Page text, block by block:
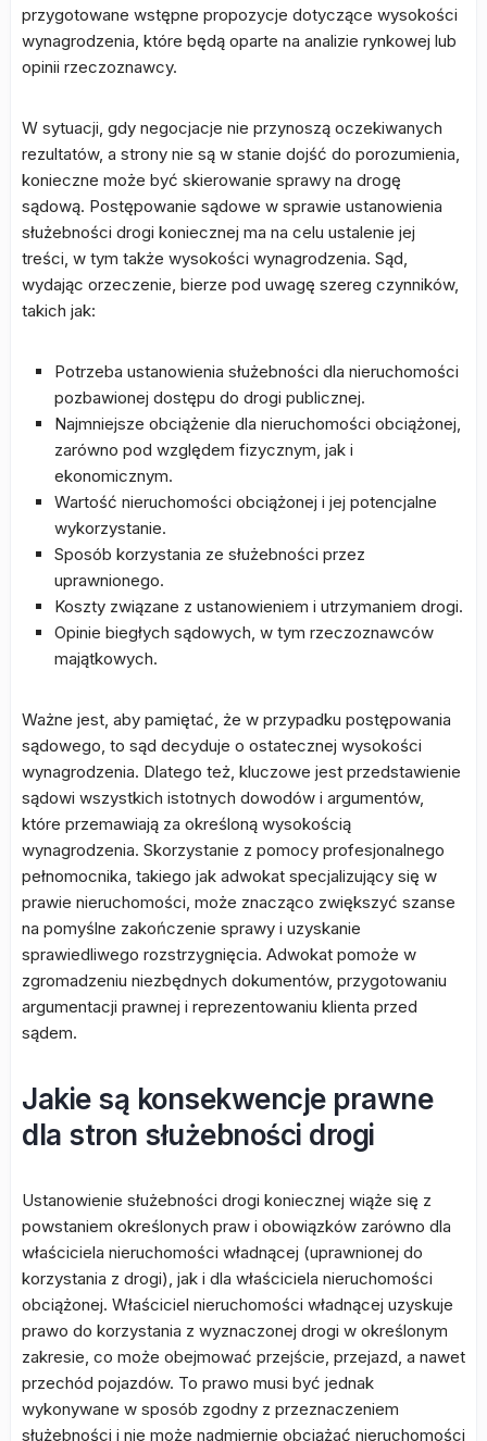
przygotowane wstępne propozycje dotyczące wysokości
wynagrodzenia, które będą oparte na analizie rynkowej lub
opinii rzeczoznawcy.
W sytuacji, gdy negocjacje nie przynoszą oczekiwanych
rezultatów, a strony nie są w stanie dojść do porozumienia,
konieczne może być skierowanie sprawy na drogę
sądową. Postępowanie sądowe w sprawie ustanowienia
służebności drogi koniecznej ma na celu ustalenie jej
treści, w tym także wysokości wynagrodzenia. Sąd,
wydając orzeczenie, bierze pod uwagę szereg czynników,
takich jak:
Potrzeba ustanowienia służebności dla nieruchomości
pozbawionej dostępu do drogi publicznej.
Najmniejsze obciążenie dla nieruchomości obciążonej,
zarówno pod względem fizycznym, jak i
ekonomicznym.
Wartość nieruchomości obciążonej i jej potencjalne
wykorzystanie.
Sposób korzystania ze służebności przez
uprawnionego.
Koszty związane z ustanowieniem i utrzymaniem drogi.
Opinie biegłych sądowych, w tym rzeczoznawców
majątkowych.
Ważne jest, aby pamiętać, że w przypadku postępowania
sądowego, to sąd decyduje o ostatecznej wysokości
wynagrodzenia. Dlatego też, kluczowe jest przedstawienie
sądowi wszystkich istotnych dowodów i argumentów,
które przemawiają za określoną wysokością
wynagrodzenia. Skorzystanie z pomocy profesjonalnego
pełnomocnika, takiego jak adwokat specjalizujący się w
prawie nieruchomości, może znacząco zwiększyć szanse
na pomyślne zakończenie sprawy i uzyskanie
sprawiedliwego rozstrzygnięcia. Adwokat pomoże w
zgromadzeniu niezbędnych dokumentów, przygotowaniu
argumentacji prawnej i reprezentowaniu klienta przed
sądem.
Jakie są konsekwencje prawne
dla stron służebności drogi
Ustanowienie służebności drogi koniecznej wiąże się z
powstaniem określonych praw i obowiązków zarówno dla
właściciela nieruchomości władnącej (uprawnionej do
korzystania z drogi), jak i dla właściciela nieruchomości
obciążonej. Właściciel nieruchomości władnącej uzyskuje
prawo do korzystania z wyznaczonej drogi w określonym
zakresie, co może obejmować przejście, przejazd, a nawet
przechód pojazdów. To prawo musi być jednak
wykonywane w sposób zgodny z przeznaczeniem
służebności i nie może nadmiernie obciążać nieruchomości